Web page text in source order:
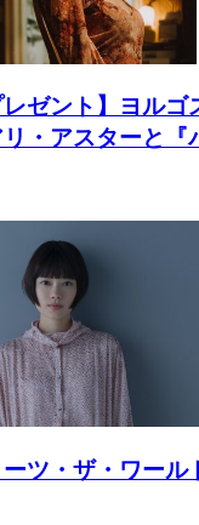
レゼント】ヨル
・アスターと『
ツ・ザ・ワール